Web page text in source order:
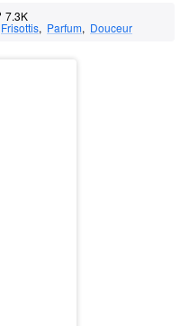
7.3K
Frisottis, Parfum, Douceur